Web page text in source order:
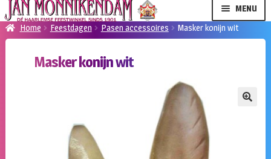
door
naar
naar
de
MENU
Klantenservice
Home Feestdagen Pasen accessoires Masker konijn wit
Masker konijn wit